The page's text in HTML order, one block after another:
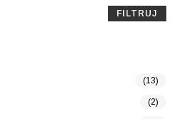
FILTRUJ
(13)
(2)